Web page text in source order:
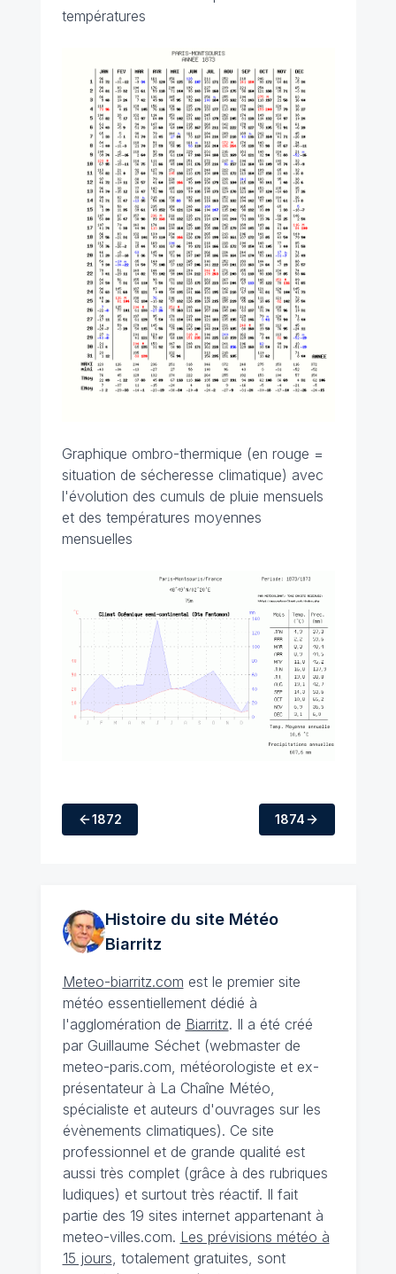
températures
Graphique ombro-thermique (en rouge =
situation de sécheresse climatique) avec
l'évolution des cumuls de pluie mensuels
et des températures moyennes
mensuelles
1872 1874
Histoire du site Météo
Biarritz
Meteo-biarritz.com est le premier site
météo essentiellement dédié à
l'agglomération de Biarritz. Il a été créé
par Guillaume Séchet (webmaster de
meteo-paris.com, météorologiste et ex-
présentateur à La Chaîne Météo,
spécialiste et auteurs d'ouvrages sur les
évènements climatiques). Ce site
professionnel et de grande qualité est
aussi très complet (grâce à des rubriques
ludiques) et surtout très réactif. Il fait
partie des 19 sites internet appartenant à
meteo-villes.com. Les prévisions météo à
15 jours , totalement gratuites, sont